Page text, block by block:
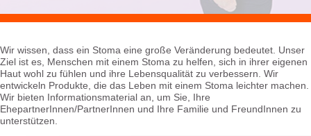
Wir wissen, dass ein Stoma eine große Veränderung bedeutet. Unser
Ziel ist es, Menschen mit einem Stoma zu helfen, sich in ihrer eigenen
Haut wohl zu fühlen und ihre Lebensqualität zu verbessern. Wir
entwickeln Produkte, die das Leben mit einem Stoma leichter machen.
Wir bieten Informationsmaterial an, um Sie, Ihre
EhepartnerInnen/PartnerInnen und Ihre Familie und FreundInnen zu
unterstützen.